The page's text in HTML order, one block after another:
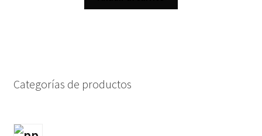
Categorías de productos